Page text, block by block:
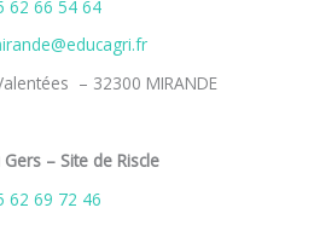
62 66 54 64
– 32300 MIRANDE
Gers – Site de Riscle
62 69 72 46